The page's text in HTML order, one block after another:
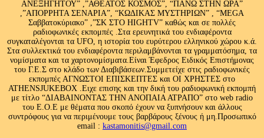
ΑΝΕΞΗΓΗΤΟΥ” ,”ΑΘΕΑΤΟΣ ΚΟΣΜΟΣ”, “ΠΑΝΩ ΣΤΗΝ ΩΡΑ”
,”ΑΠΟΡΡΗΤΑ ΣΕΝΑΡΙΑ”, “ΚΩΔΙΚΑΣ ΜΥΣΤΗΡΙΩΝ” , “MEGA
Σαββατοκύριακο” ,”ΣΚ ΣΤΟ HIGHTV” καθώς και σε πολλές
ραδιοφωνικές εκπομπές .Στα ερευνητικά του ενδιαφέροντα
συγκαταλέγονται τα UFO, η ιστορία του ευρύτερου ελληνικού χώρου κ.ά.
Στα συλλεκτικά του ενδιαφέροντα περιλαμβάνονται τα γραμματόσημα, τα
νομίσματα και τα χαρτονομίσματα.Είναι Έφεδρος Ειδικός Επιστήμονας
του Γ.Ε.Σ στο κλάδο των Διαβιβάσεων.Συμμετείχε στις ραδιοφωνικές
εκπομπές ΑΓΝΩΣΤΟΙ ΕΠΙΣΚΕΠΤΕΣ και ΟΙ ΧΡΗΣΤΕΣ στο
ATHENSJUKEBOX .Ειχε επισης και την δική του ραδιοφωνική εκπομπή
με τίτλο “ΔΙΑΒΑΙΝΟΝΤΑΣ ΤΗΝ ΑΝΟΠΑΙΑ ΑΤΡΑΠΟ” στο web radio
του Ε.Ο.Ε με θέματα που σκοπό έχουν να ξυπνήσουν και άλλους
συντρόφους για να περιμένουμε τους βαρβάρους ξένους ή μη.Προσωπικό
email : kastamonitis@gmail.com